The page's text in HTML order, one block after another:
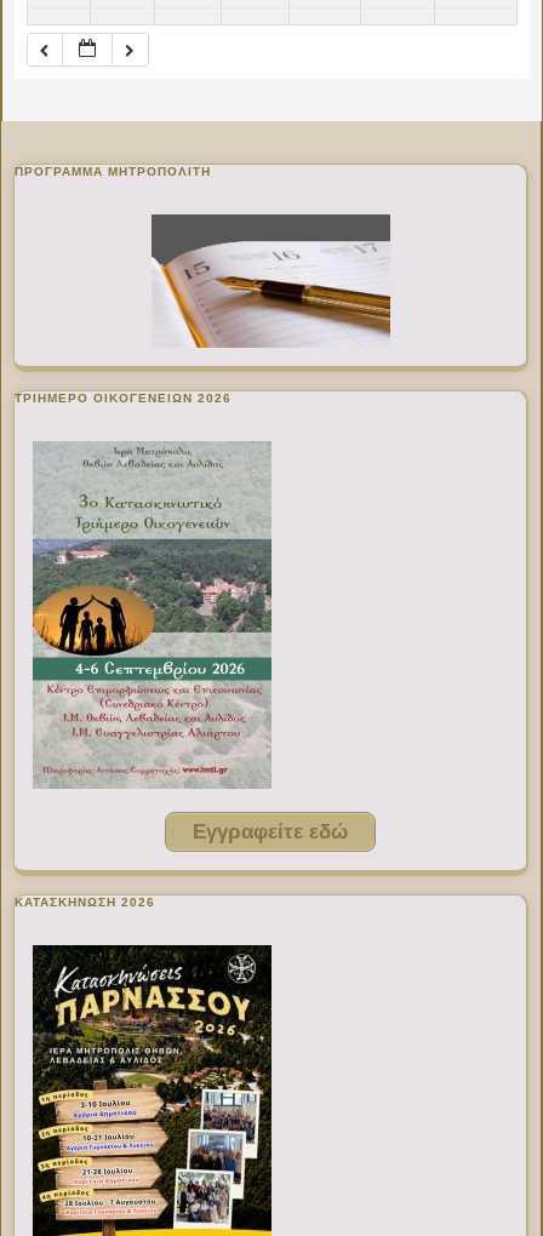
ΠΡΌΓΡΑΜΜΑ ΜΗΤΡΟΠΟΛΊΤΗ
ΤΡΙΗΜΕΡΟ ΟΙΚΟΓΕΝΕΙΩΝ 2026
Εγγραφείτε εδώ
ΚΑΤΑΣΚΗΝΩΣΗ 2026